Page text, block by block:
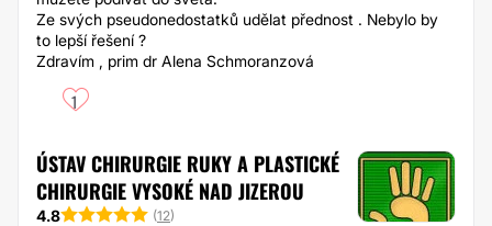
Ze svých pseudonedostatků udělat přednost . Nebylo by
to lepší řešení ?
Zdravím , prim dr Alena Schmoranzová
1
ÚSTAV CHIRURGIE RUKY A PLASTICKÉ
CHIRURGIE VYSOKÉ NAD JIZEROU
4.8 (12)